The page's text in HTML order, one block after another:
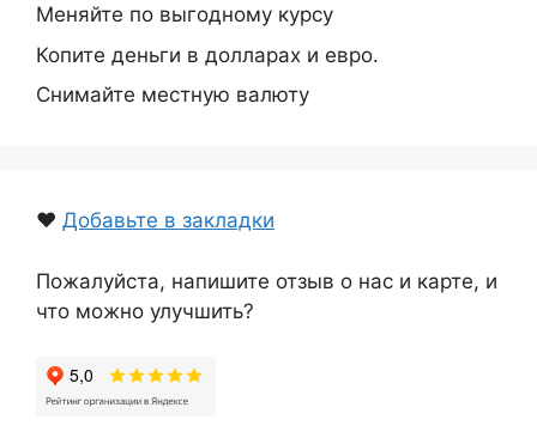
Меняйте по выгодному курсу
Копите деньги в долларах и евро.
Снимайте местную валюту
❤️ Добавьте в закладки
Пожалуйста, напишите отзыв о нас и карте, и
что можно улучшить?